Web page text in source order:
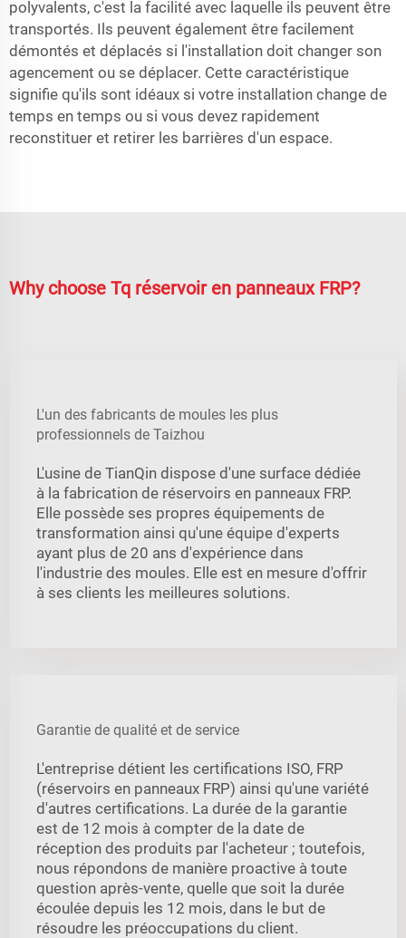
polyvalents, c'est la facilité avec laquelle ils peuvent être
transportés. Ils peuvent également être facilement
démontés et déplacés si l'installation doit changer son
agencement ou se déplacer. Cette caractéristique
signifie qu'ils sont idéaux si votre installation change de
temps en temps ou si vous devez rapidement
reconstituer et retirer les barrières d'un espace.
Why choose Tq réservoir en panneaux FRP?
L'un des fabricants de moules les plus
professionnels de Taizhou
L'usine de TianQin dispose d'une surface dédiée
à la fabrication de réservoirs en panneaux FRP.
Elle possède ses propres équipements de
transformation ainsi qu'une équipe d'experts
ayant plus de 20 ans d'expérience dans
l'industrie des moules. Elle est en mesure d'offrir
à ses clients les meilleures solutions.
Garantie de qualité et de service
L'entreprise détient les certifications ISO, FRP
(réservoirs en panneaux FRP) ainsi qu'une variété
d'autres certifications. La durée de la garantie
est de 12 mois à compter de la date de
réception des produits par l'acheteur ; toutefois,
nous répondons de manière proactive à toute
question après-vente, quelle que soit la durée
écoulée depuis les 12 mois, dans le but de
résoudre les préoccupations du client.